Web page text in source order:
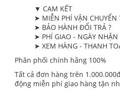
▼ CAM KẾT
➤ MIỄN PHÍ VẬN CHUYỂN
➤ BẢO HÀNH ĐỔI TRẢ ?
➤ PHÍ GIAO - NGÀY NHẬN
➤ XEM HÀNG - THANH
Phân phối chính hãng 100%
Tất cả đơn hàng trên
động miễn phí giao hàng tận